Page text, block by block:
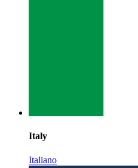
Italy
Italiano